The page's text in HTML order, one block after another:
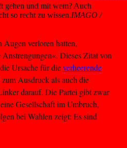
gehen und mit wem? Auch
so recht zu wissen.IMAGO /
Augen verloren hatten,
Dieses Zitat von
Ursache für dieverheerende
Ausdruck als auch die
darauf. Die Partei gibt zwar
Gesellschaft im Umbruch,
bei Wahlen zeigt: Es sind